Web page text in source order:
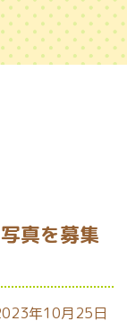
真を募集
年10月25日